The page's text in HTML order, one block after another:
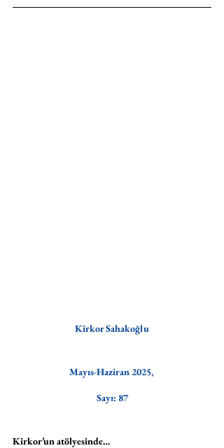
Kirkor Sahakoğlu
Mayıs-Haziran 2025,
Sayı: 87
Kirkor’un atölyesinde…